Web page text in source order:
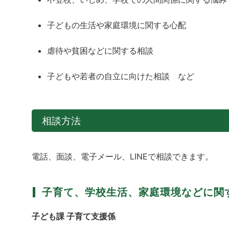
子どもの生活や家庭環境に関する心配
虐待や貧困などに関する相談
子どもや若者の自立に向けた相談 など
相談方法
電話、面談、電子メール、LINEで相談できます。
子育て、学校生活、家庭環境などに関
子ども課 子育て支援係